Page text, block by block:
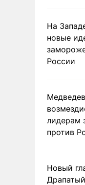
На
новые
России
лидерам
против
Новый